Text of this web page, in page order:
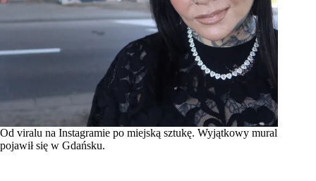
Od viralu na Instagramie po miejską sztukę. Wyjątkowy mural
pojawił się w Gdańsku.